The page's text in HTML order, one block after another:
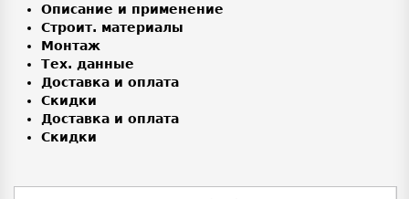
Описание и применение
Строит. материалы
Монтаж
Тех. данные
Доставка и оплата
Скидки
Доставка и оплата
Скидки